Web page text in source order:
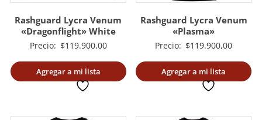
Rashguard Lycra Venum
«Dragonflight» White
Precio: $119.900,00
Agregar a mi lista
Rashguard Lycra Venum
«Plasma»
Precio: $119.900,00
Agregar a mi lista